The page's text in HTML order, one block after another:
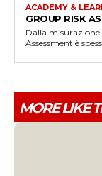
ACADEMY &
GROUP RISK
Dalla misurazione
Assessment è
MORE LIKE